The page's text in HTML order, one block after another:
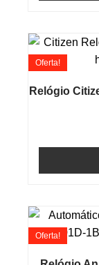
Relógio
Oferta!
Oferta!